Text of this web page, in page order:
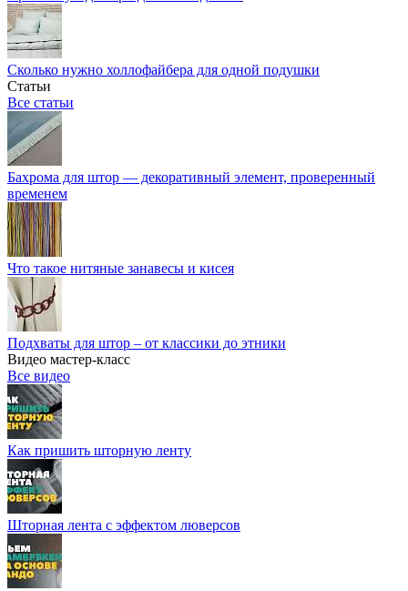
Сколько нужно холлофайбера для одной подушки
Статьи
Все статьи
Бахрома для штор — декоративный элемент, проверенный
временем
Что такое нитяные занавесы и кисея
Подхваты для штор – от классики до этники
Видео мастер-класс
Все видео
Как пришить шторную ленту
Шторная лента с эффектом люверсов